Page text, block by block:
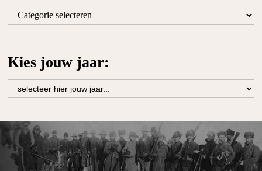
Kies
Kies jouw jaar: